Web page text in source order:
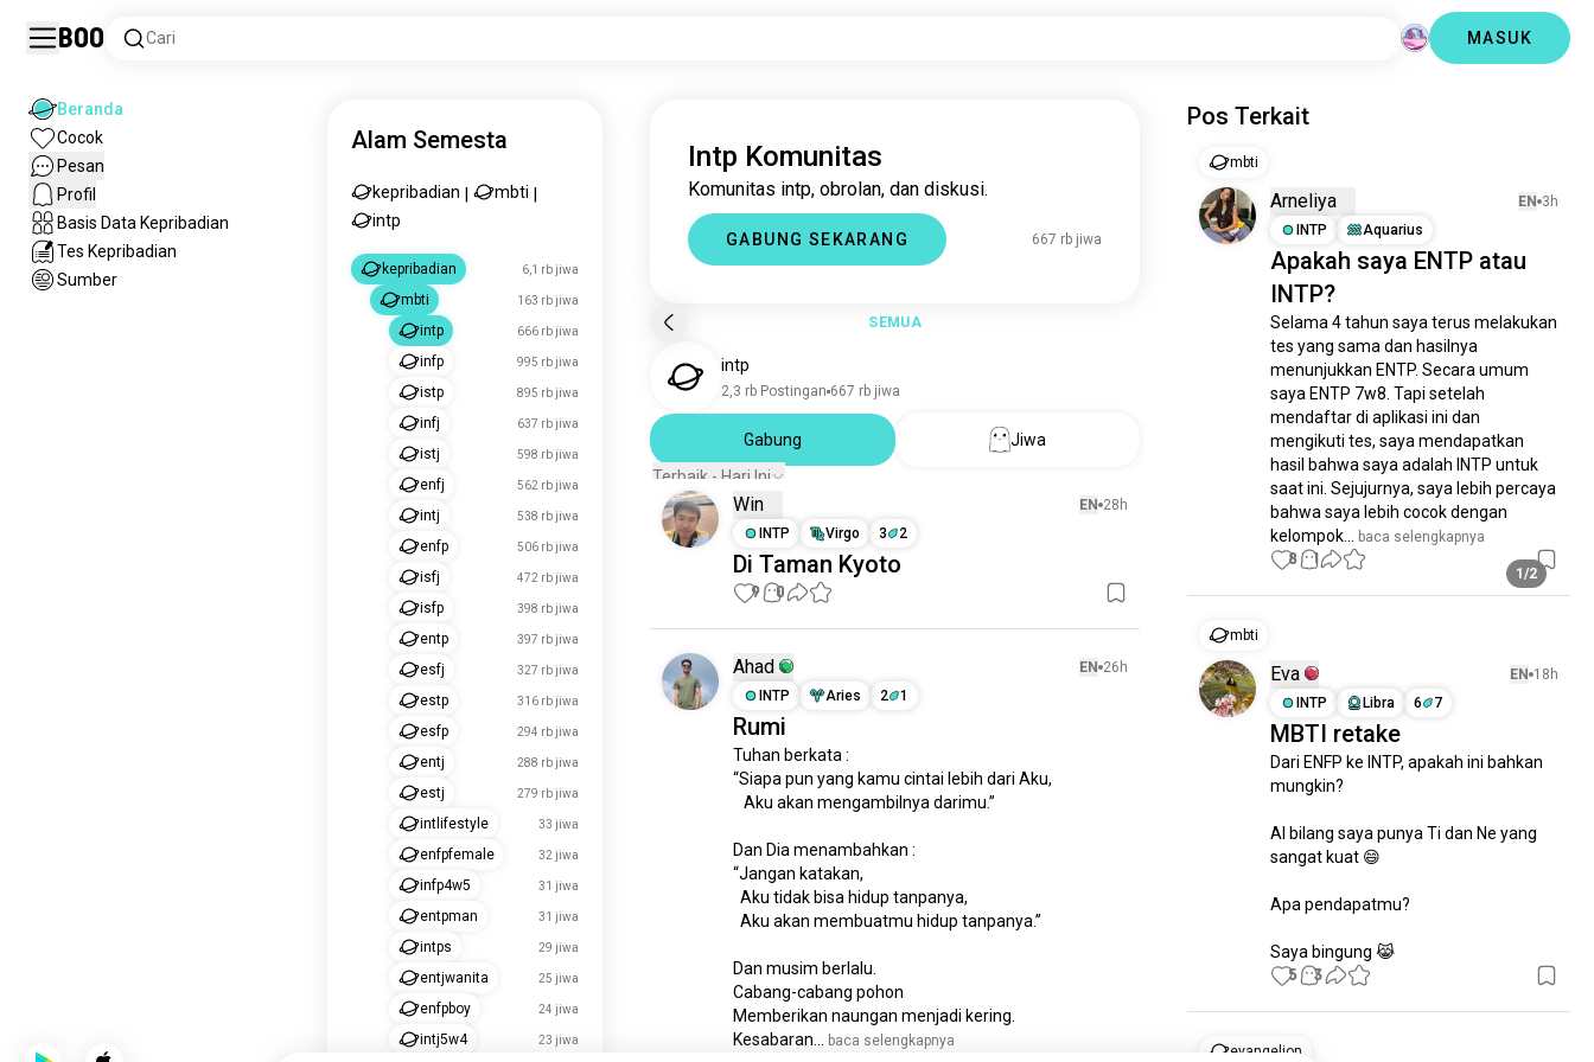
Boo Cari MASUK
Beranda
Cocok
Pesan
Profil
Basis Data Kepribadian
Tes Kepribadian
Sumber
Alam Semesta
kepribadian mbti
intp
kepribadian 6,1 rb jiwa
mbti 163 rb jiwa
intp 666 rb jiwa
infp 995 rb jiwa
istp 895 rb jiwa
infj 637 rb jiwa
istj 598 rb jiwa
enfj 562 rb jiwa
intj 538 rb jiwa
enfp 506 rb jiwa
isfj 472 rb jiwa
isfp 398 rb jiwa
entp 397 rb jiwa
esfj 327 rb jiwa
estp 316 rb jiwa
esfp 294 rb jiwa
entj 288 rb jiwa
estj 279 rb jiwa
intlifestyle 33 jiwa
enfpfemale 32 jiwa
infp4w5 31 jiwa
entpman 31 jiwa
intps 29 jiwa
entjwanita 25 jiwa
enfpboy 24 jiwa
intj5w4 23 jiwa
Intp Komunitas
Komunitas intp, obrolan, dan diskusi.
GABUNG SEKARANG 667 rb jiwa
SEMUA
intp
2,3 rb Postingan 667 rb jiwa
Gabung
Jiwa
Terbaik - Hari Ini
Win EN 28h
INTP
Virgo 3 2
Di Taman Kyoto​
9 0
Ahad EN 26h
INTP
Aries 2 1
Rumi
Tuhan berkata :
“Siapa pun yang kamu cintai lebih dari Aku,
Dan Dia menambahkan :
“Jangan katakan,
Dan musim berlalu.
Cabang-cabang pohon
Memberikan naungan menjadi kering.
Kesabaran...
baca selengkapnya
Pos Terkait
mbti
Arneliya EN 3h
INTP
Aquarius
Apakah saya ENTP atau
INTP?
Selama 4 tahun saya terus melakukan
tes yang sama dan hasilnya
menunjukkan ENTP. Secara umum
saya ENTP 7w8. Tapi setelah
mendaftar di aplikasi ini dan
mengikuti tes, saya mendapatkan
hasil bahwa saya adalah INTP untuk
saat ini. Sejujurnya, saya lebih percaya
bahwa saya lebih cocok dengan
kelompok...
baca selengkapnya
1/2
8 1
mbti
Eva EN 18h
INTP
Libra 6 7
MBTI retake
Dari ENFP ke INTP, apakah ini bahkan
mungkin?
AI bilang saya punya Ti dan Ne yang
sangat kuat 😄
Apa pendapatmu?
Saya bingung 😹
5 3
evangelion